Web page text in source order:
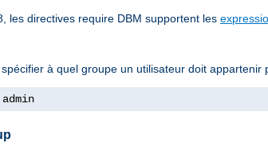
les directives require DBM supportent les
à quel groupe un utilisateur doit appartenir